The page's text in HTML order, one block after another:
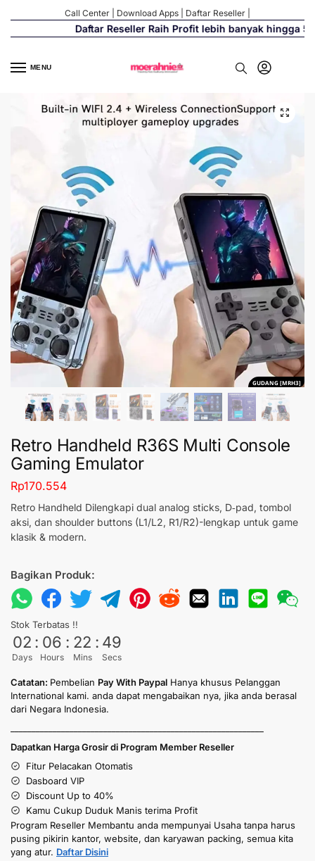
Call Center Download Apps Daftar Reseller
Daftar Reseller Raih Profit lebih banyak hingga
MENU
GUDANG [MRH3]
Retro Handheld R36S Multi Console
Gaming Emulator
Rp170.554
Retro Handheld Dilengkapi dual analog sticks, D‑pad, tombol
aksi, dan shoulder buttons (L1/L2, R1/R2)-lengkap untuk game
klasik & modern.
Bagikan Produk:
Stok Terbatas !!
02
Days
: 06
Hours
: 22
Mins
: 49
Secs
Catatan: Pembelian Pay With Paypal Hanya khusus Pelanggan
International kami. anda dapat mengabaikan nya, jika anda berasal
dari Negara Indonesia.
Dapatkan Harga Grosir di Program Member Reseller
Fitur Pelacakan Otomatis
Dasboard VIP
Discount Up to 40%
Kamu Cukup Duduk Manis terima Profit
Program Reseller Membantu anda mempunyai Usaha tanpa harus
pusing pikirin kantor, website, dan karyawan packing, semua kita
yang atur. Daftar Disini